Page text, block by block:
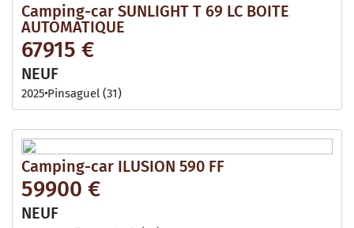
Camping-car SUNLIGHT T 69 LC BOITE
AUTOMATIQUE
67915 €
NEUF
2025 Pinsaguel (31)
Camping-car ILUSION 590 FF
59900 €
NEUF